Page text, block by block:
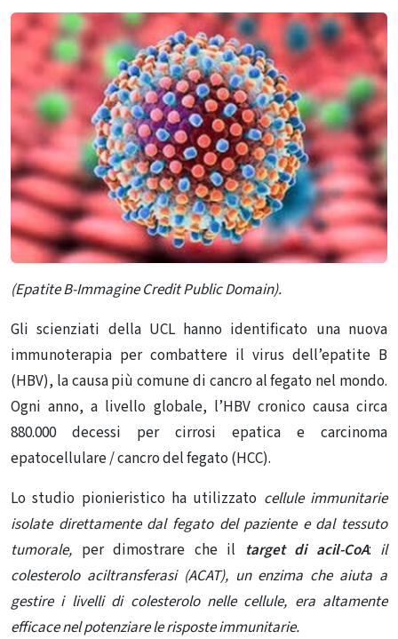
(Epatite B-Immagine Credit Public Domain).
Gli scienziati della UCL hanno identificato una nuova
immunoterapia per combattere il virus dell’epatite B
(HBV), la causa più comune di cancro al fegato nel mondo.
Ogni anno, a livello globale, l’HBV cronico causa circa
880.000 decessi per cirrosi epatica e carcinoma
epatocellulare / cancro del fegato (HCC).
Lo studio pionieristico ha utilizzato cellule immunitarie
isolate direttamente dal fegato del paziente e dal tessuto
tumorale, per dimostrare che il target di acil-CoA: il
colesterolo aciltransferasi (ACAT), un enzima che aiuta a
gestire i livelli di colesterolo nelle cellule, era altamente
efficace nel potenziare le risposte immunitarie.